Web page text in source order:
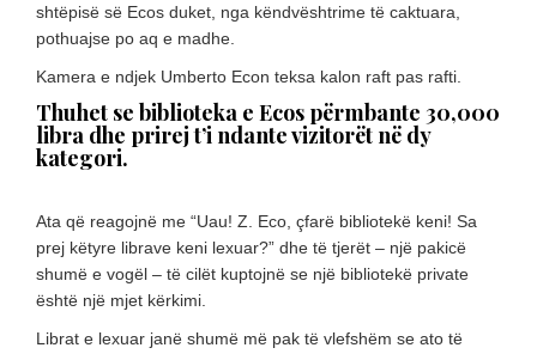
shtëpisë së Ecos duket, nga këndvështrime të caktuara,
pothuajse po aq e madhe.
Kamera e ndjek Umberto Econ teksa kalon raft pas rafti.
Thuhet se biblioteka e Ecos përmbante 30,000
libra dhe prirej t’i ndante vizitorët në dy
kategori.
Ata që reagojnë me “Uau! Z. Eco, çfarë bibliotekë keni! Sa
prej këtyre librave keni lexuar?” dhe të tjerët – një pakicë
shumë e vogël – të cilët kuptojnë se një bibliotekë private
është një mjet kërkimi.
Librat e lexuar janë shumë më pak të vlefshëm se ato të